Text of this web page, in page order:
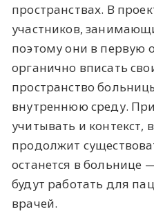
пространствах. В
участников,
поэтому они в первую
органично вписать
пространство
внутреннюю среду.
учитывать и контекст,
продолжит
останется в больнице
будут работать для
врачей.